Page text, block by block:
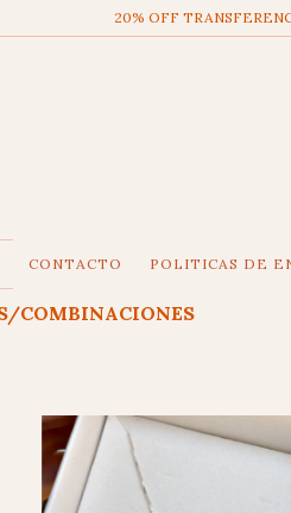
20% OFF
CONTACTO POLITICAS DE
COMBINACIONES